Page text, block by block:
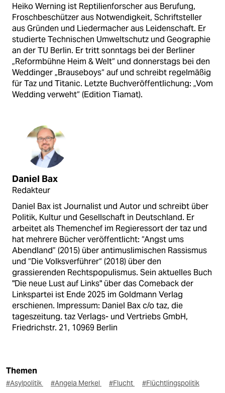
Heiko Werning ist Reptilienforscher aus Berufung,
Froschbeschützer aus Notwendigkeit, Schriftsteller
aus Gründen und Liedermacher aus Leidenschaft. Er
studierte Technischen Umweltschutz und Geographie
an der TU Berlin. Er tritt sonntags bei der Berliner
„Reformbühne Heim & Welt“ und donnerstags bei den
Weddinger „Brauseboys“ auf und schreibt regelmäßig
für Taz und Titanic. Letzte Buchveröffentlichung: „Vom
Wedding verweht“ (Edition Tiamat).
Daniel Bax
Redakteur
Daniel Bax ist Journalist und Autor und schreibt über
Politik, Kultur und Gesellschaft in Deutschland. Er
arbeitet als Themenchef im Regieressort der taz und
hat mehrere Bücher veröffentlicht: “Angst ums
Abendland” (2015) über antimuslimischen Rassismus
und “Die Volksverführer“ (2018) über den
grassierenden Rechtspopulismus. Sein aktuelles Buch
"Die neue Lust auf Links" über das Comeback der
Linkspartei ist Ende 2025 im Goldmann Verlag
erschienen. Impressum: Daniel Bax c/o taz, die
tageszeitung. taz Verlags- und Vertriebs GmbH,
Friedrichstr. 21, 10969 Berlin
Themen
#Asylpolitik #Angela Merkel #Flucht #Flüchtlingspolitik